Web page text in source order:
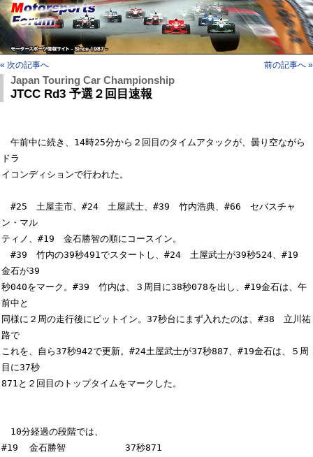
« 次の記事へ 前の記事へ »
Japan Touring Car Championship
JTCC Rd3 予選２回目速報
午前中に続き、14時25分から２回目のタイムアタックが、曇り空ながら
ドラ
イコンディションで行われた。
#25　土屋圭市、#24　土屋武士、#39　竹内浩典、#66　セバスチャ
ン・マル
ティノ、#19　金石勝智の順にコースイン。
#39　竹内の39秒491でスタートし、#24　土屋武士が39秒524、#19
金石が39
秒040をマーク。#39　竹内は、３周目に38秒078を出し、#19金石は、午
前中と
同様に２周の走行後にピットイン。37秒台にまず入れたのは、#38　立川祐
路で
これを、自ら37秒942で更新。#24土屋武士が37秒887、#19金石は、５周
目に37秒
871と２回目のトップタイムをマークした。
10分経過の段階では、
#19  金石勝智         　37秒871